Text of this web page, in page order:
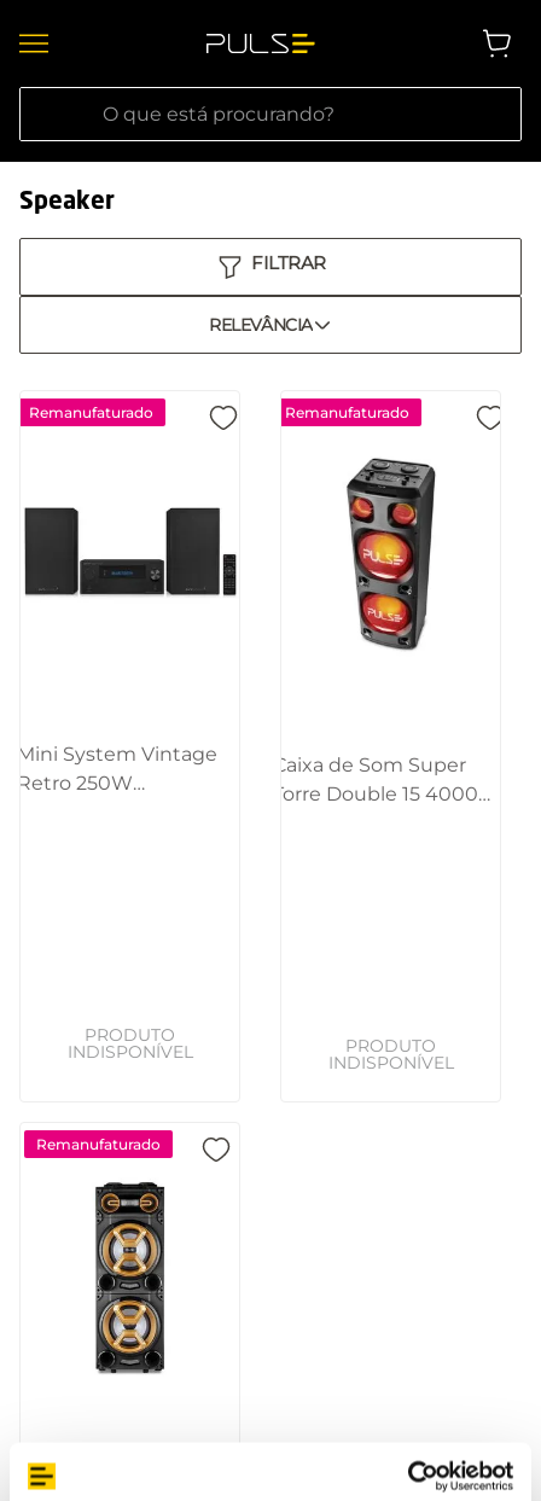
O que está procurando?
Speaker
RELEVÂNCIA
Remanufaturado
Mini System Vintage
Retro 250W
Remanufaturado
Caixa de Som Super
Torre Double 15 4000W
Remanufaturado
Pulse Torre Double 12